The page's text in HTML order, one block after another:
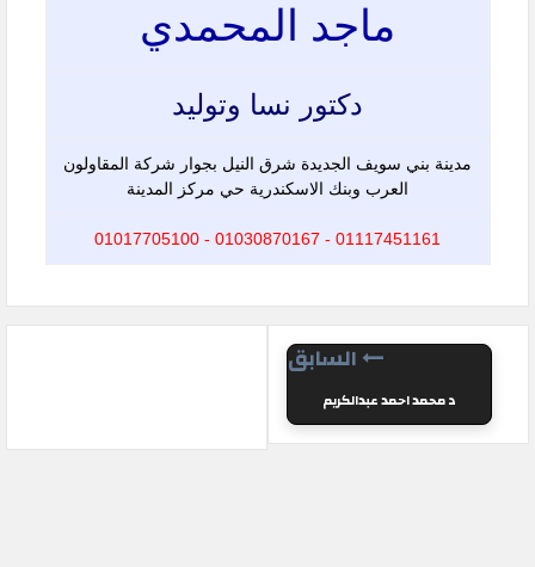
ماجد المحمدي
دكتور نسا وتوليد
مدينة بني سويف الجديدة شرق النيل بجوار شركة المقاولون
العرب وبنك الاسكندرية حي مركز المدينة
01117451161 - 01030870167 - 01017705100
السابق
د محمد احمد عبدالكريم